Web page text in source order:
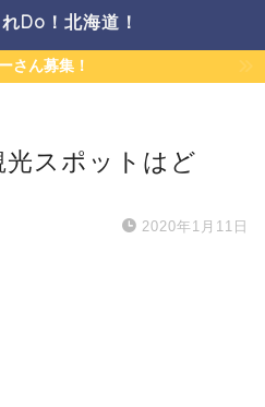
Do！北海道！
さん募集！
スポットはど
2020年1月11日